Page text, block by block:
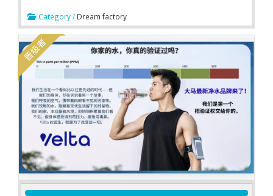
纸到现场，严控每一个细节， 确保设计被完整呈现，空间具备表达
力，现场稳定而有品质。
Category / Dream factory